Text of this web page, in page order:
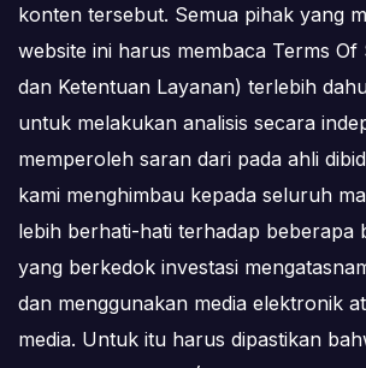
konten tersebut. Semua pihak yang
website ini harus membaca Terms
dan Ketentuan Layanan) terlebih
untuk melakukan analisis secara
memperoleh saran dari pada ahli
kami menghimbau kepada seluruh
lebih berhati-hati terhadap beberapa
yang berkedok investasi
dan menggunakan media elektronik
media. Untuk itu harus dipastikan